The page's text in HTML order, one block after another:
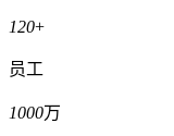
120+
员工
1000万